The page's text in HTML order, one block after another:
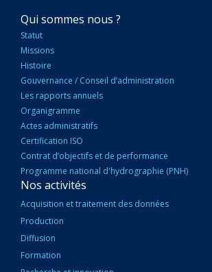
NAVIGATION
PRINCIPALE
Qui sommes nous ?
Statut
Missions
Histoire
Gouvernance / Conseil d’administration
Les rapports annuels
Organigramme
Actes administratifs
Certification ISO
Contrat d’objectifs et de performance
Programme national d'hydrographie (PNH)
Nos activités
Acquisition et traitement des données
Production
Diffusion
Formation